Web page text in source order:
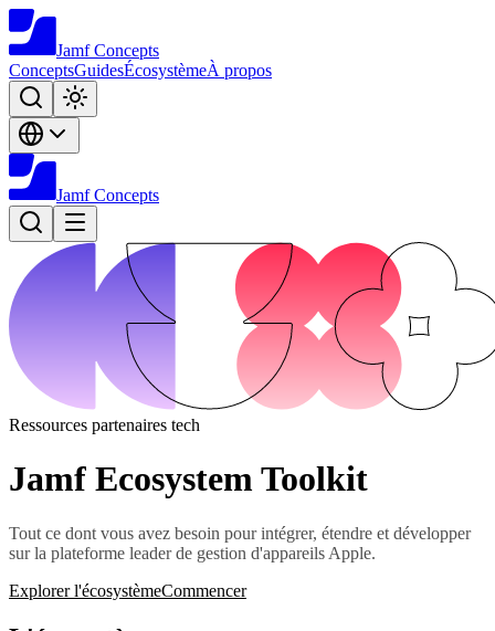
Jamf Concepts
ConceptsGuidesÉcosystèmeÀ propos
Jamf Concepts
Ressources partenaires tech
Jamf Ecosystem Toolkit
Tout ce dont vous avez besoin pour intégrer, étendre et développer
sur la plateforme leader de gestion d'appareils Apple.
Explorer l'écosystèmeCommencer